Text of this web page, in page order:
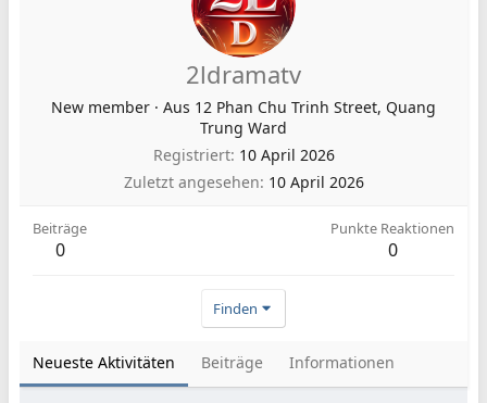
2ldramatv
New member · Aus 12 Phan Chu Trinh Street, Quang
Trung Ward
Registriert 10 April 2026
Zuletzt angesehen 10 April 2026
Beiträge
0
Punkte Reaktionen
0
Finden
Neueste Aktivitäten Beiträge Informationen